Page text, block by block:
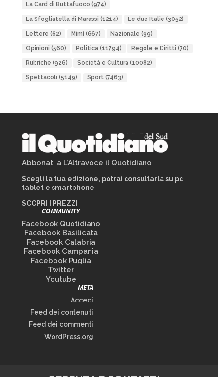
La Card di Buttafuoco (974)
La Sfogliatella di Marassi (1214) Le due Italie (3052)
Lettere (62) Mimì (667) Nazionale (99)
Opinioni (560) Politica(11794) Regole e Diritti (70)
Rubriche (926) Società e Cultura(10082)
Spettacoli (5149) Sport (7463)
Abbonati a L’Altravoce il Quotidiano
Scegli la tua edizione, potrai consultarla su pc
tablet e smartphone
SCOPRI I PREZZI
COMMUNITY
Facebook Quotidiano
Facebook Basilicata
Facebook Calabria
Facebook Campania
Facebook Puglia
Twitter
Youtube
META
Accedi
Feed dei contenuti
Feed dei commenti
WordPress.org